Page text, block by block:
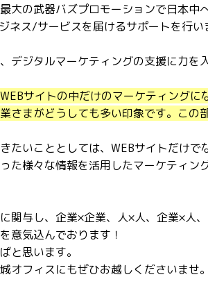
大の武器バズプロモーションで日本中
ネス/サービスを届けるサポートを行い
デジタルマーケティングの支援に力を
サイトの中だけのマーケティング
さまがどうしても多い印象です。この
たいこととしては、 WEBサイトだけで
た様々な情報を活用したマーケティン
関与し、企業×企業、人×人、企業×人
意気込んでおります！
と思います。
オフィスにもぜひお越しくださいませ。